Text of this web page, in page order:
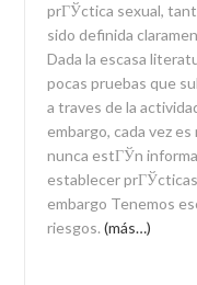
prГЎctica sexual,
sido definida
Dada la escasa
pocas pruebas que
a traves de la
embargo, cada vez
nunca estГЎn
establecer
embargo Tenemos
riesgos.(más…)